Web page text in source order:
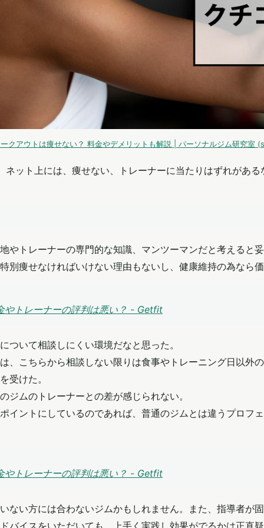
クアウトは痩せない？ 料金やデメリットも解説 | パーソナルジム研究
ット上には、痩せない、トレーナーに当たりはずれがあ
やトレーナーの専門的な知識、マンツーマンだと考えると
別痩せなければいけない理由もないし、健康維持の為なら
やトレーナーの評判は悪い？ - Getfit
ついて相談しにくい環境だなと思った。
、こちらから相談しない限りは食事やトレーニング日以外
受けた。
ジムのトレーナーとの差が感じられない。
イントにしているのであれば、普通のジムとは違うプロフ
やトレーナーの評判は悪い？ - Getfit
ない方には合わないジムかもしれません。また、指導者が
バイスをいただいても、上手く実践し効果がでるかは正直